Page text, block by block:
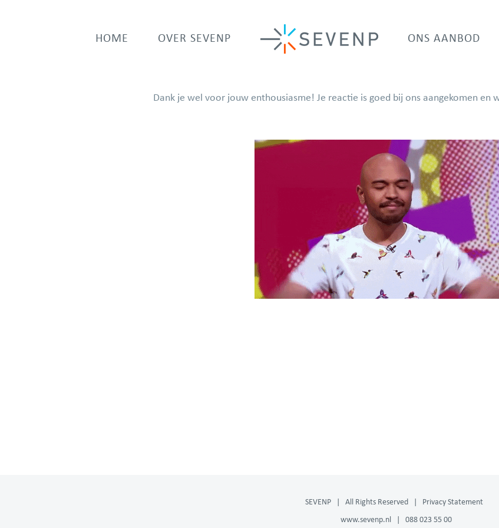
HOME OVER SEVENP ONS AANBOD
Dank je wel voor jouw enthousiasme! Je reactie is goed bij ons aangekomen en
SEVENP | All Rights Reserved | Privacy Statement
www.sevenp.nl| 088 023 55 00